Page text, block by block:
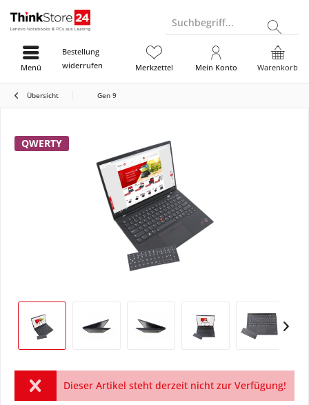
Suchbegriff...
Bestellung
widerrufen
Warenkorb
Merkzettel Mein Konto
Menü
Übersicht Gen 9
QWERTY
Dieser Artikel steht derzeit nicht zur Verfügung!